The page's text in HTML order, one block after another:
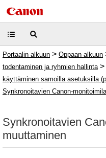
Portaalin alkuun > Oppaan alkuun
todentaminen ja ryhmien hallinta >
käyttäminen samoilla asetuksilla
Synkronoitavien Canon-
Synkronoitavien
muuttaminen